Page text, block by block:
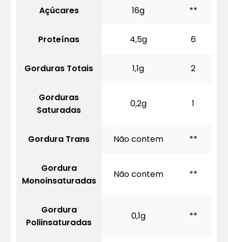
Açúcares 16g **
Proteínas 4,5g 6
Gorduras Totais 1,1g 2
Gorduras
Saturadas
0,2g 1
Gordura Trans Não contem **
Gordura
Monoinsaturadas
Não contem **
Gordura
Poliinsaturadas
0,1g **